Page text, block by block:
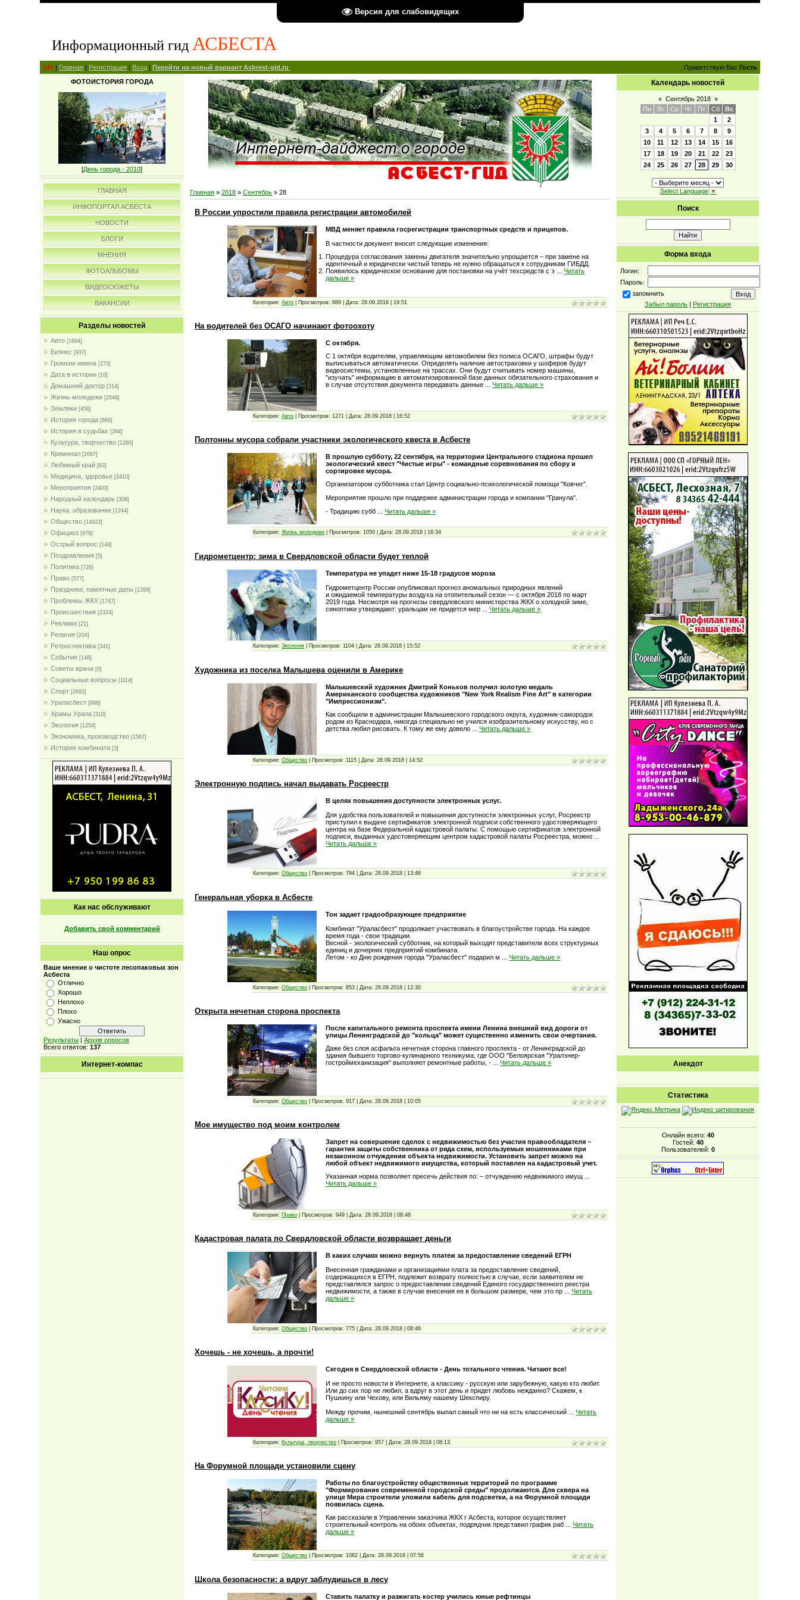
Версия для слабовидящих
Информационный гид АСБЕСТА
14+ | Главная | Регистрация | Вход |Перейти на новый вариант Asbrest-gid.ru Приветствую Вас Гость
ФОТОИСТОРИЯ ГОРОДА
[День города - 2010]
ГЛАВНАЯ
ИНФОПОРТАЛ АСБЕСТА
НОВОСТИ
БЛОГИ
МНЕНИЯ
ФОТОАЛЬБОМЫ
ВИДЕОСЮЖЕТЫ
ВАКАНСИИ
Разделы новостей
Авто [1694]
Бизнес [937]
Громкие имена [273]
Дата в истории [10]
Домашний доктор [314]
Жизнь молодежи [2546]
Земляки [456]
История города [689]
История в судьбах [294]
Культура, творчество [1260]
Криминал [2067]
Любимый край [83]
Медицина, здоровье [2410]
Мероприятия [2400]
Народный календарь [308]
Наука, образование [1244]
Общество [14923]
Официоз [978]
Острый вопрос [149]
Поздравления [5]
Политика [726]
Право [577]
Праздники, памятные даты [1269]
Проблемы ЖКХ [1747]
Проиcшествия [2324]
Реклама [21]
Религия [204]
Ретроспектива [341]
События [148]
Советы врача [0]
Социальные вопросы [1114]
Спорт [2693]
Ураласбест [998]
Храмы Урала [310]
Экология [1254]
Экономика, производство [1567]
История комбината [3]
Как нас обслуживают
Добавить свой комментарий
Наш опрос
Ваше мнение о чистоте лесопаковых зон
Асбеста
Отлично
Хорошо
Неплохо
Плохо
Ужасно
Результаты |Архив опросов
Всего ответов:137
Интернет-компас
Главная »2018 » Сентябрь » 28
В России упростили правила регистрации автомобилей
МВД меняет правила госрегистрации транспортных средств и прицепов.
В частности документ вносит следующие изменения:
Процедура согласования замены двигателя значительно упрощается – при замене на
идентичный и юридически чистый теперь не нужно обращаться к сотрудникам ГИБДД.
Появилось юридическое основание для постановки на учёт техсредств с э
...Читать
дальше »
Категория: Авто Просмотров: 889 Дата: 28.09.2018 |19:51
На водителей без ОСАГО начинают фотоохоту
С октября.
С 1 октября водителям, управляющим автомобилем без полиса ОСАГО, штрафы будут
выписываться автоматически. Определять наличие автостраховки у шоферов будут
видеосистемы, установленные на трассах. Они будут считывать номер машины,
"изучать" информацию в автоматизированной базе данных обязательного страхования и
в случае отсутствия документа передавать данные
...Читать дальше »
Категория: Авто Просмотров: 1271 Дата: 28.09.2018 |16:52
Полтонны мусора собрали участники экологического квеста в Асбесте
В прошлую субботу, 22 сентября, на территории Центрального стадиона прошел
экологический квест "Чистые игры" - командные соревнования по сбору и
сортировке мусора.
Организатором субботника стал Центр социально-психологической помощи "Ковчег".
Мероприятие прошло при поддержке администрации города и компании "Гранула".
- Традицию субб
...Читать дальше »
Категория: Жизнь молодежи Просмотров: 1050 |Дата: 28.09.2018 |16:34
Гидрометцентр: зима в Свердловской области будет теплой
Температура не упадет ниже 15-18 градусов мороза
Гидрометцентр России опубликовал прогноз аномальных природных явлений
и ожидаемой температуры воздуха на отопительный сезон — с октября 2018 по март
2019 года. Несмотря на прогнозы свердловского министерства ЖКХ о холодной зиме,
синоптики утверждают: уральцам не придется мер
...Читать дальше »
Категория: Экология Просмотров: 1104 |Дата: 28.09.2018 |15:52
Художника из поселка Малышева оценили в Америке
Малышевский художник Дмитрий Коньков получил золотую медаль
Американского сообщества художников "New York Realism Fine Art" в категории
"Импрессионизм".
Как сообщили в администрации Малышевского городского округа, художник-самородок
родом из Краснодара, никогда специально не учился изобразительному искусству, но с
детства любил рисовать. К тому же ему довело
...Читать дальше »
Категория: Общество Просмотров: 1115 Дата: 28.09.2018 |14:52
Электронную подпись начал выдавать Росреестр
В целях повышения доступности электронных услуг.
Для удобства пользователей и повышения доступности электронных услуг, Росреестр
приступил к выдаче сертификатов электронной подписи собственного удостоверяющего
центра на базе Федеральной кадастровой палаты. С помощью сертификатов электронной
подписи, выданных удостоверяющим центром кадастровой палаты Росреестра, можно
Читать дальше »
Категория: Общество Просмотров: 794 |Дата: 28.09.2018 |13:46
Генеральная уборка в Асбесте
Тон задает градообразующее предприятие
Комбинат "Ураласбест" продолжает участвовать в благоустройстве города. На каждое
время года - свои традиции.
Весной - экологический субботник, на который выходят представители всех структурных
единиц и дочерних предприятий комбината.
Летом - ко Дню рождения города "Ураласбест" подарил м
...Читать дальше »
Категория: Общество Просмотров: 853 Дата: 28.09.2018 |12:30
Открыта нечетная сторона проспекта
После капитального ремонта проспекта имени Ленина внешний вид дороги от
улицы Ленинградской до "кольца" может существенно изменить свои очертания.
Даже без слоя асфальта нечетная сторона главного проспекта - от Ленинградской до
здания бывшего торгово-кулинарного техникума, где ООО "Белоярская "Уралэнер-
гостроймеханизация" выполняет ремонтные работы, -
...Читать дальше »
Категория: Общество Просмотров: 917 Дата: 28.09.2018 |10:05
Мое имущество под моим контролем
Запрет на совершение сделок с недвижимостью без участия правообладателя –
гарантия защиты собственника от ряда схем, используемых мошенниками при
незаконном отчуждении объекта недвижимости. Установить запрет можно на
любой объект недвижимого имущества, который поставлен на кадастровый учет.
Указанная норма позволяет пресечь действия по: – отчуждению недвижимого имущ
Читать дальше »
Категория: Право Просмотров: 949 Дата: 28.09.2018 |08:46
Кадастровая палата по Свердловской области возвращает деньги
В каких случаях можно вернуть платеж за предоставление сведений ЕГРН
Внесенная гражданами и организациями плата за предоставление сведений,
содержащихся в ЕГРН, подлежит возврату полностью в случае, если заявителем не
представлялся запрос о предоставлении сведений Единого государственного реестра
недвижимости, а также в случае внесения ее в большом размере, чем это пр
...Читать
дальше »
Категория: Общество Просмотров: 775 Дата: 28.09.2018 |08:46
Хочешь - не хочешь, а прочти!
Сегодня в Свердловской области - День тотального чтения. Читают все!
И не просто новости в Интернете, а классику - русскую или зарубежную, какую кто любит.
Или до сих пор не любил, а вдруг в этот день и придет любовь нежданно? Скажем, к
Пушкину или Чехову, или Вильяму нашему Шекспиру.
Между прочим, нынешний сентябрь выпал самый что ни на есть классический
...Читать
дальше »
Категория: Культура, творчество Просмотров: 957 Дата: 28.09.2018 |08:13
На Форумной площади установили сцену
Работы по благоустройству общественных территорий по программе
"Формирование современной городской среды" продолжаются. Для сквера на
улице Мира строители уложили кабель для подсветки, а на Форумной площади
появилась сцена.
Как рассказали в Управлении заказчика ЖКХ г Асбеста, которое осуществляет
строительный контроль на обоих объектах, подрядчик представил график раб
...Читать
дальше »
Категория: Общество Просмотров: 1082 |Дата: 28.09.2018 |07:56
Школа безопасности: а вдруг заблудишься в лесу
Ставить палатку и разжигать костер учились юные рефтинцы
Календарь новостей
« Сентябрь 2018 »
Пн
Вт Ср Чт Пт Сб
Вс
1
2
3
4 5 6 7 8
9
10
11 12 13 14 15
16
17
18 19 20 21 22
23
24
25 26 27 28 29 30
Select Language ▼
Поиск
Форма входа
Логин:
Пароль:
запомнить
Забыл пароль | Регистрация
Анекдот
Статистика
Онлайн всего: 40
Гостей: 40
Пользователей: 0